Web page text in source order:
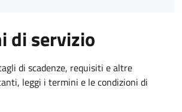
di servizio
di scadenze, requisiti e altre
leggi i termini e le condizioni di